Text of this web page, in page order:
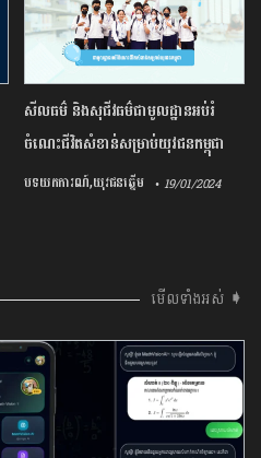
សីលធម៌ និងសុជីវធម៌ជាមូលដ្ឋានអប់រំ
ចំណេះជីវិតសំខាន់សម្រាប់យុវជនកម្ពុជា
បទយកការណ៍,យុវជនឆ្នើម • 19/01/2024
មើលទាំងអស់ ➧